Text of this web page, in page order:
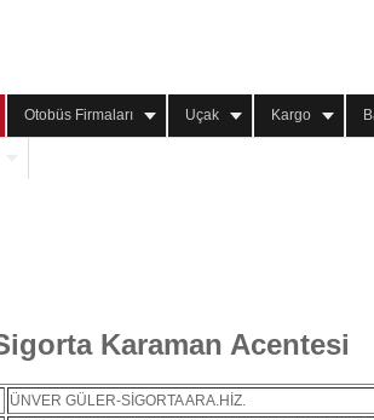
Otobüs Firmaları Uçak Kargo
Karaman Acentesi
ÜNVER GÜLER-SİGORTA ARA.HİZ.